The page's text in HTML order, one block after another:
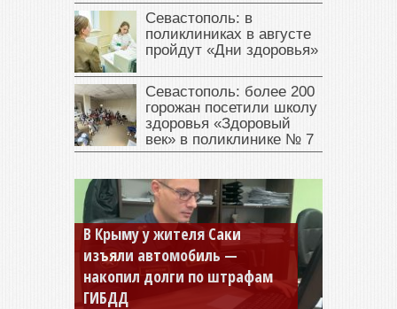
Севастополь: в
поликлиниках в августе
пройдут «Дни здоровья»
Севастополь: более 200
горожан посетили школу
здоровья «Здоровый
век» в поликлинике № 7
В Крыму у жителя Саки
изъяли автомобиль —
накопил долги по штрафам
ГИБДД
Севастопольская компания
заплатила 877 тысяч рублей
долга — арестовали счета